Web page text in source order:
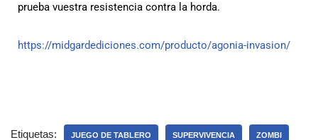
prueba vuestra resistencia contra la horda.
https://midgardediciones.com/producto/agonia-invasion/
Etiquetas: JUEGO DE TABLERO SUPERVIVENCIA ZOMBI